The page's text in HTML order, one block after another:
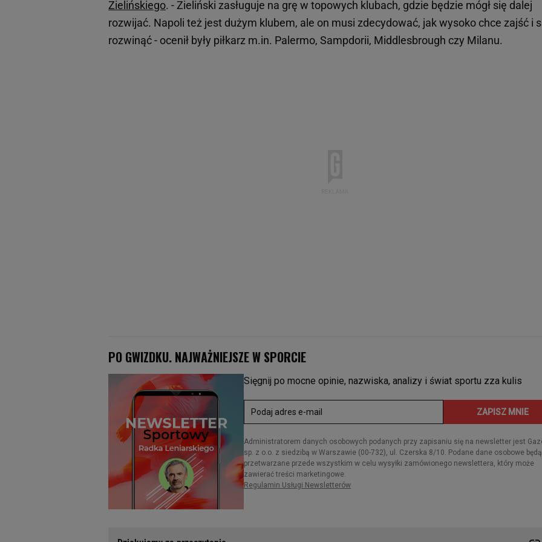
Zielińskiego. - Zieliński zasługuje na grę w topowych klubach, gdzie będzie mógł się dalej
rozwijać. Napoli też jest dużym klubem, ale on musi zdecydować, jak wysoko chce zajść i
rozwinąć - ocenił były piłkarz m.in. Palermo, Sampdorii, Middlesbrough czy Milanu.